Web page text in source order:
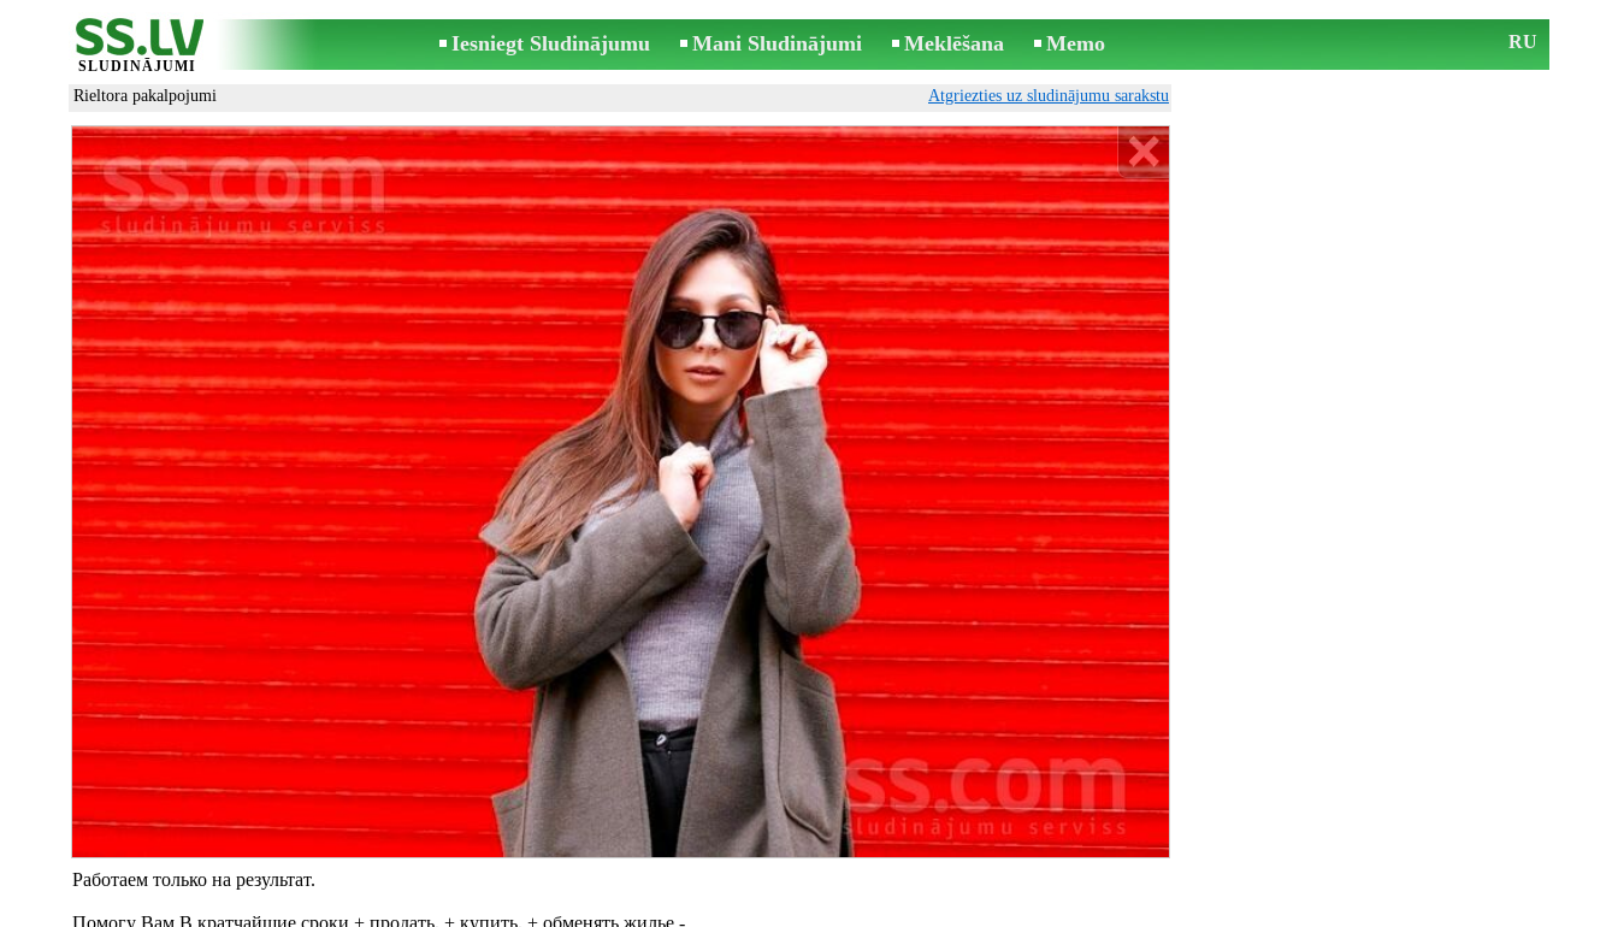
SLUDINĀJUMI
Iesniegt Sludinājumu Mani Sludinājumi Meklēšana Memo RU
Rieltora pakalpojumi Atgriezties uz sludinājumu sarakstu
Работаем только на результат.
Помогу Вам В кратчайшие сроки + продать, + купить, + обменять жилье -